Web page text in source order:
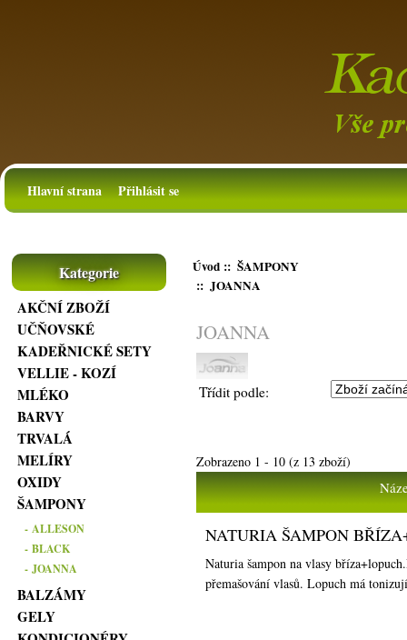
Hlavní strana Přihlásit se
Kategorie
AKČNÍ ZBOŽÍ
UČŇOVSKÉ
KADEŘNICKÉ SETY
VELLIE - KOZÍ
MLÉKO
BARVY
TRVALÁ
MELÍRY
OXIDY
ŠAMPONY
- ALLESON
- BLACK
- JOANNA
BALZÁMY
GELY
Úvod:: ŠAMPONY
:: JOANNA
JOANNA
Třídit podle:
Zobrazeno 1 - 10 (z 13 zboží)
NATURIA ŠAMPON
Naturia šampon na vlasy
přemašování vlasů. Lopuch má